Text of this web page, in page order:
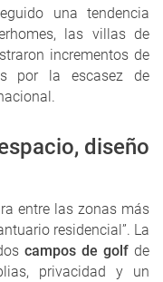
una tendencia
las villas de
incrementos de
por la escasez de
diseño
entre las zonas más
residencial”. La
campos de golfde
privacidad y un